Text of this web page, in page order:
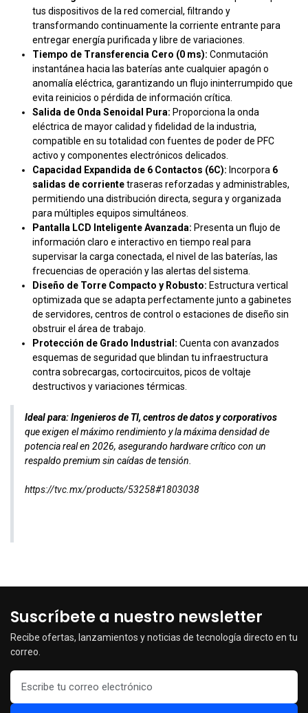
tus dispositivos de la red comercial, filtrando y
transformando continuamente la corriente entrante para
entregar energía purificada y libre de variaciones.
Tiempo de Transferencia Cero (0 ms): Conmutación
instantánea hacia las baterías ante cualquier apagón o
anomalía eléctrica, garantizando un flujo ininterrumpido que
evita reinicios o pérdida de información crítica.
Salida de Onda Senoidal Pura: Proporciona la onda
eléctrica de mayor calidad y fidelidad de la industria,
compatible en su totalidad con fuentes de poder de PFC
activo y componentes electrónicos delicados.
Capacidad Expandida de 6 Contactos (6C): Incorpora 6
salidas de corrientetraseras reforzadas y administrables,
permitiendo una distribución directa, segura y organizada
para múltiples equipos simultáneos.
Pantalla LCD Inteligente Avanzada: Presenta un flujo de
información claro e interactivo en tiempo real para
supervisar la carga conectada, el nivel de las baterías, las
frecuencias de operación y las alertas del sistema.
Diseño de Torre Compacto y Robusto: Estructura vertical
optimizada que se adapta perfectamente junto a gabinetes
de servidores, centros de control o estaciones de diseño sin
obstruir el área de trabajo.
Protección de Grado Industrial: Cuenta con avanzados
esquemas de seguridad que blindan tu infraestructura
contra sobrecargas, cortocircuitos, picos de voltaje
destructivos y variaciones térmicas.
Ideal para:Ingenieros de TI, centros de datos y corporativos
que exigen el máximo rendimiento y la máxima densidad de
potencia real en 2026, asegurando hardware crítico con un
respaldo premium sin caídas de tensión.
https://tvc.mx/products/53258#1803038
Suscríbete a nuestro newsletter
Recibe ofertas, lanzamientos y noticias de tecnología directo en tu
correo.